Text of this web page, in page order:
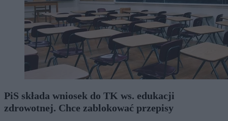
PiS składa wniosek do TK ws. edukacji
zdrowotnej. Chce zablokować przepisy